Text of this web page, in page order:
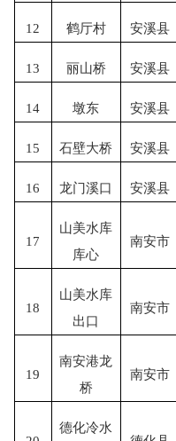
12 鹤厅村 安溪县
13 丽山桥 安溪县
14 墩东 安溪县
15 石壁大桥 安溪县
16 龙门溪口 安溪县
17
山美水库
库心
南安市
18
山美水库
出口
南安市
19
南安港龙
桥
南安市
德化冷水